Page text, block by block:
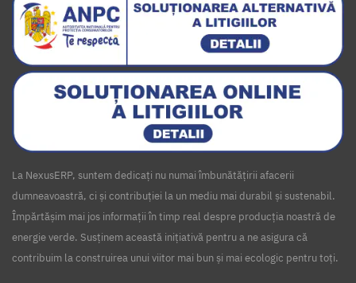
La NexusERP, suntem dedicați nu numai îmbunătățirii afacerii
dumneavoastră, ci și contribuției la un mediu mai durabil și sustenabil.
Împărtășim mai jos informații în timp real despre producția noastră de
energie verde. Susținem această inițiativă pentru a ne asigura că
contribuim la construirea unui viitor mai bun și mai ecologic pentru toți.